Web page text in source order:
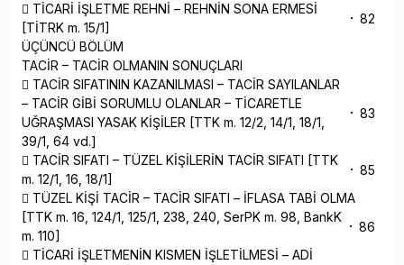
 TİCARİ İŞLETME REHNİ – REHNİN SONA ERMESİ
[TİTRK m. 15/1]
82
ÜÇÜNCÜ BÖLÜM
TACİR – TACİR OLMANIN SONUÇLARI
 TACİR SIFATININ KAZANILMASI – TACİR SAYILANLAR
– TACİR GİBİ SORUMLU OLANLAR – TİCARETLE
UĞRAŞMASI YASAK KİŞİLER [TTK m. 12/2, 14/1, 18/1,
39/1, 64 vd.]
83
 TACİR SIFATI – TÜZEL KİŞİLERİN TACİR SIFATI [TTK
m. 12/1, 16, 18/1]
85
 TÜZEL KİŞİ TACİR – TACİR SIFATI – İFLASA TABİ OLMA
[TTK m. 16, 124/1, 125/1, 238, 240, SerPK m. 98, BankK
m. 110]
86
 TİCARİ İŞLETMENİN KISMEN İŞLETİLMESİ – ADİ